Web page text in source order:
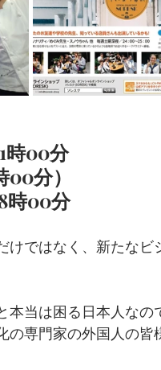
時00分
分）
時00分
けではなく、新たなビ
当は困る日本人なの
の専門家の外国人の皆